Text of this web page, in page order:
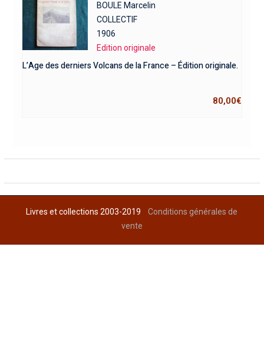
BOULE Marcelin
COLLECTIF
1906
Edition originale
L’Age des derniers Volcans de la France – Édition originale.
80,00€
Livres et collections 2003-2019Conditions générales de
vente